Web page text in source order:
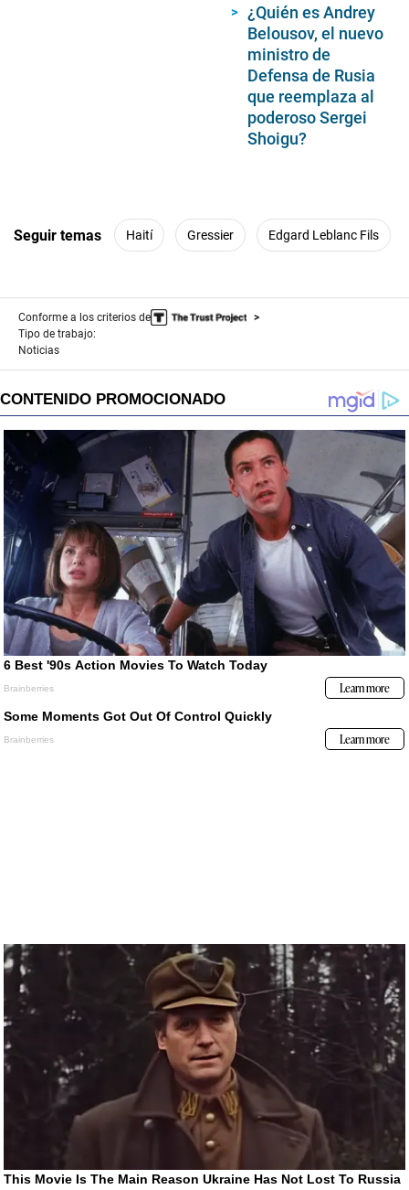
¿Quién es Andrey
Belousov, el nuevo
ministro de
Defensa de Rusia
que reemplaza al
poderoso Sergei
Shoigu?
Seguir temas Haití Gressier Edgard Leblanc Fils
Conforme a los criterios de
Tipo de trabajo:
Noticias